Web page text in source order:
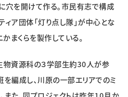
日大文芸賞
お問い合わせ
穴を開けて作る。市民有志で構成
ィア団体「灯り点し隊」が中心とな
まくらを製作している。
物資源科の３学部生約30人が参
を編成し、川原の一部エリアでのミ